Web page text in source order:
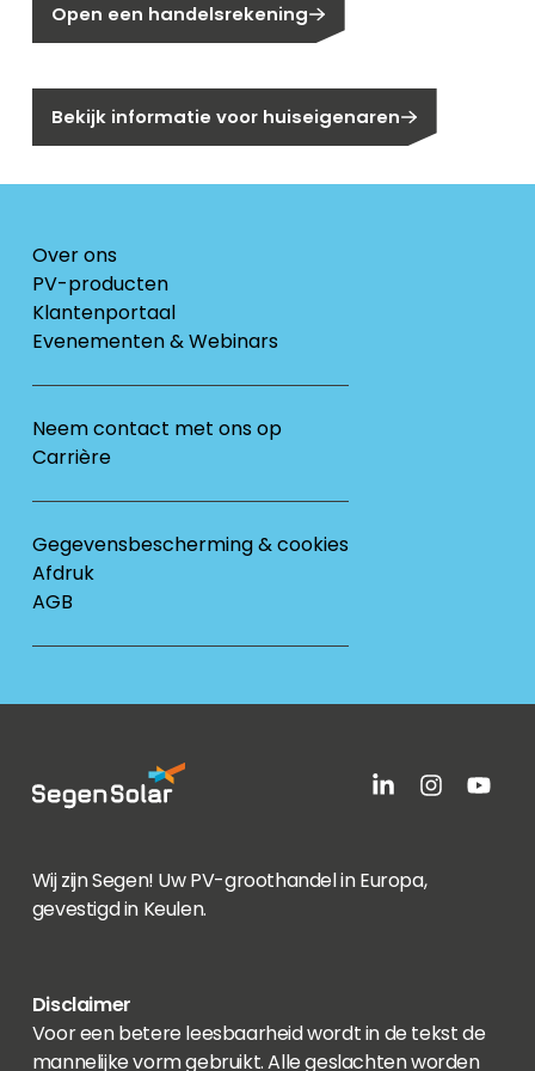
Open een handelsrekening
Bekijk informatie voor huiseigenaren
Over ons
PV-producten
Klantenportaal
Evenementen & Webinars
Neem contact met ons op
Carrière
Gegevensbescherming & cookies
Afdruk
AGB
Wij zijn Segen! Uw PV-groothandel in Europa,
gevestigd in Keulen.
Disclaimer
Voor een betere leesbaarheid wordt in de tekst de
mannelijke vorm gebruikt. Alle geslachten worden